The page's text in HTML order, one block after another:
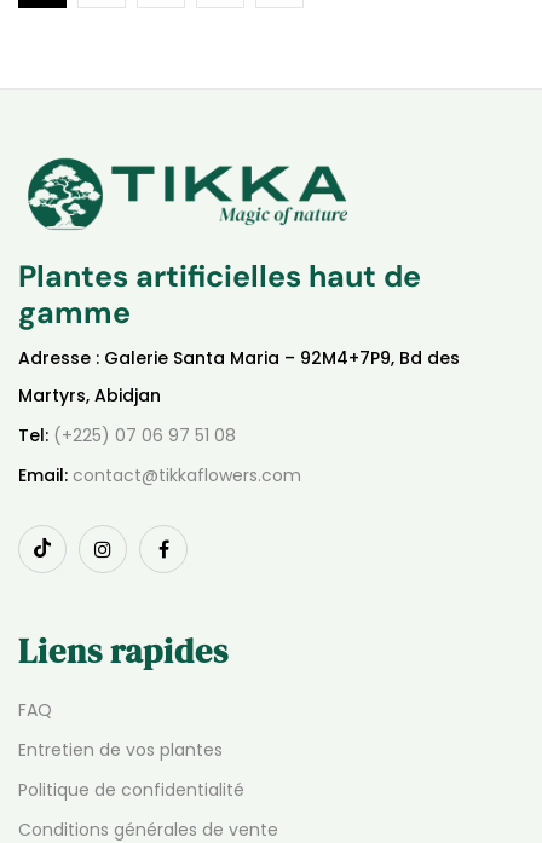
Plantes artificielles haut de
gamme
Adresse : Galerie Santa Maria – 92M4+7P9, Bd des
Martyrs, Abidjan
Tel: (+225) 07 06 97 51 08
Email: contact@tikkaflowers.com
Liens rapides
FAQ
Entretien de vos plantes
Politique de confidentialité
Conditions générales de vente